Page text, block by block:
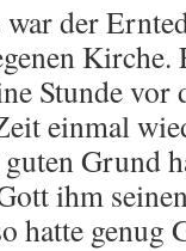
der
Stunde vor
einmal
Grund
ihm
hatte genug